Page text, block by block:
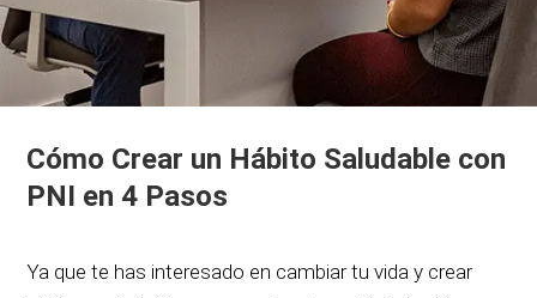
Cómo Crear un Hábito Saludable con
PNI en 4 Pasos
Ya que te has interesado en cambiar tu vida y crear